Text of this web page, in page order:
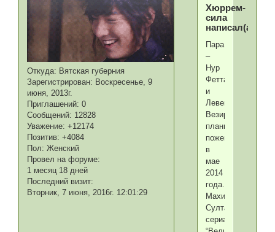
Откуда: Вятская губерния
Зарегистрирован: Воскресенье, 9
июня, 2013г.
Приглашений: 0
Сообщений: 12828
Уважение: +12174
Позитив: +4084
Пол: Женский
Провел на форуме:
1 месяц 18 дней
Последний визит:
Вторник, 7 июня, 2016г. 12:01:29
Хюррем-
сила
написал(а):
Пара
–
Нур
Феттахоглу
и
Левент
Везироглу
планируют
пожениться
в
мае
2014
года.
Махидевран
Султан
сериала